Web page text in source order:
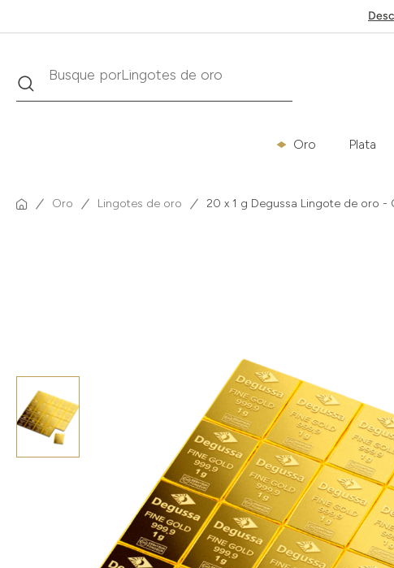
BuscarBusque porKrugerrand
Oro Plata
Oro Lingotes de oro 20 x 1 g Degussa Lingote de oro -